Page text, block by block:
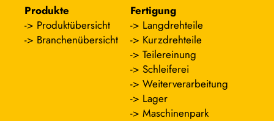
Produkte
Produktübersicht
Branchenübersicht
Fertigung
Langdrehteile
Kurzdrehteile
Teilereinung
Schleiferei
Weiterverarbeitung
Lager
Maschinenpark